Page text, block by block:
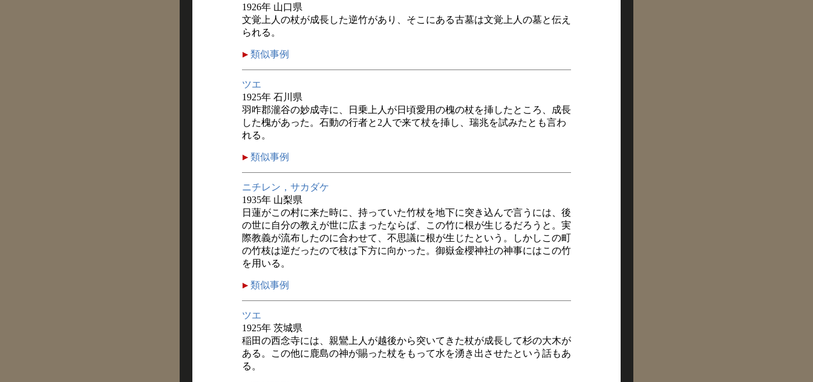
1926年 山口県
文覚上人の杖が成長した逆竹があり、そこにある古墓は文覚上人の墓と伝え
られる。
類似事例
ツエ
1925年 石川県
羽咋郡瀧谷の妙成寺に、日乗上人が日頃愛用の槐の杖を挿したところ、成長
した槐があった。石動の行者と2人で来て杖を挿し、瑞兆を試みたとも言わ
れる。
類似事例
ニチレン，サカダケ
1935年 山梨県
日蓮がこの村に来た時に、持っていた竹杖を地下に突き込んで言うには、後
の世に自分の教えが世に広まったならば、この竹に根が生じるだろうと。実
際教義が流布したのに合わせて、不思議に根が生じたという。しかしこの町
の竹枝は逆だったので枝は下方に向かった。御嶽金櫻神社の神事にはこの竹
を用いる。
類似事例
ツエ
1925年 茨城県
稲田の西念寺には、親鸞上人が越後から突いてきた杖が成長して杉の大木が
ある。この他に鹿島の神が賜った杖をもって水を湧き出させたという話もあ
る。